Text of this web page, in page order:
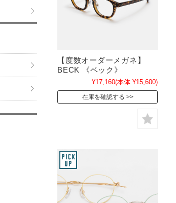
【度数オーダーメガネ】
BECK 《ベック》
¥17,160(本体 ¥15,600)
在庫を確認する